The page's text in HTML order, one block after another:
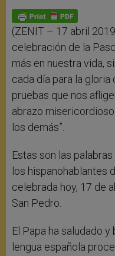
p
p
g
e
o
k
(ZENIT – 17 abril
celebración de la
más en nuestra vida,
cada día para la gloria
pruebas que nos
abrazo
los demás”.
Estas son las
los hispanohablantes
celebrada hoy, 17 de
San Pedro.
El Papa ha saludado
lengua española